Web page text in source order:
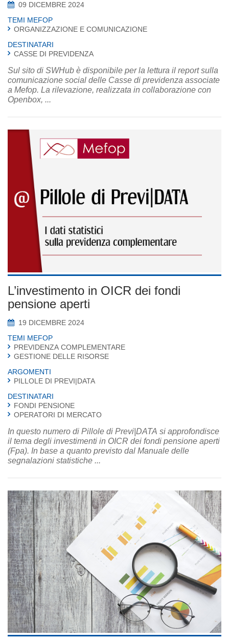
09 DICEMBRE 2024
TEMI MEFOP
ORGANIZZAZIONE E COMUNICAZIONE
DESTINATARI
CASSE DI PREVIDENZA
Sul sito di SWHub è disponibile per la lettura il report sulla
comunicazione social delle Casse di previdenza associate
a Mefop. La rilevazione, realizzata in collaborazione con
Openbox, ...
L’investimento in OICR dei fondi
pensione aperti
19 DICEMBRE 2024
TEMI MEFOP
PREVIDENZA COMPLEMENTARE
GESTIONE DELLE RISORSE
ARGOMENTI
PILLOLE DI PREVI|DATA
DESTINATARI
FONDI PENSIONE
OPERATORI DI MERCATO
In questo numero di Pillole di Previ|DATA si approfondisce
il tema degli investimenti in OICR dei fondi pensione aperti
(Fpa). In base a quanto previsto dal Manuale delle
segnalazioni statistiche ...